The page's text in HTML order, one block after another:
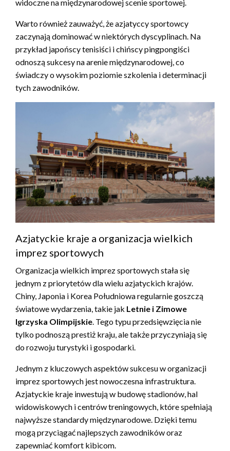
widoczne na międzynarodowej scenie sportowej.
Warto również zauważyć, że azjatyccy sportowcy
zaczynają dominować w niektórych dyscyplinach. Na
przykład japońscy tenisiści i chińscy pingpongiści
odnoszą sukcesy na arenie międzynarodowej, co
świadczy o wysokim poziomie szkolenia i determinacji
tych zawodników.
Azjatyckie kraje a organizacja wielkich
imprez sportowych
Organizacja wielkich imprez sportowych stała się
jednym z priorytetów dla wielu azjatyckich krajów.
Chiny, Japonia i Korea Południowa regularnie goszczą
światowe wydarzenia, takie jak Letnie i Zimowe
Igrzyska Olimpijskie. Tego typu przedsięwzięcia nie
tylko podnoszą prestiż kraju, ale także przyczyniają się
do rozwoju turystyki i gospodarki.
Jednym z kluczowych aspektów sukcesu w organizacji
imprez sportowych jest nowoczesna infrastruktura.
Azjatyckie kraje inwestują w budowę stadionów, hal
widowiskowych i centrów treningowych, które spełniają
najwyższe standardy międzynarodowe. Dzięki temu
mogą przyciągać najlepszych zawodników oraz
zapewniać komfort kibicom.